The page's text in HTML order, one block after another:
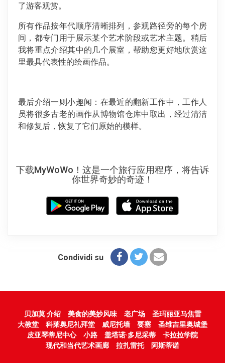
了游客观赏。
所有作品按年代顺序清晰排列，参观路径旁的每个房
间，都专门用于展示某个艺术阶段或艺术主题。稍后
我将重点介绍其中的几个展室，帮助您更好地欣赏这
里最具代表性的绘画作品。
最后介绍一则小趣闻：在最近的翻新工作中，工作人
员将很多古老的画作从博物馆仓库中取出，经过清洁
和修复后，恢复了它们原始的模样。
下载MyWoWo！这是一个旅行应用程序，将告诉
你世界奇妙的奇迹！
Condividi su
贝加莫 介绍 美食的美妙风味 老广场
圣玛丽亚马焦雷
大教堂
科莱奥尼礼拜堂 威尼托墙 要塞
圣维吉里奥城堡
皮亚琴蒂尼中心
小路 盖塔诺·多尼采蒂
卡拉拉学院
现代和当代艺术画廊
拉扎雷托 阿斯蒂诺